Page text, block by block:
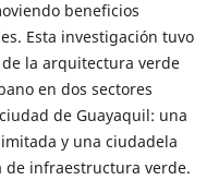
beneficios
Esta investigación tuvo
la arquitectura verde
en dos sectores
de Guayaquil: una
y una ciudadela
de infraestructura verde.